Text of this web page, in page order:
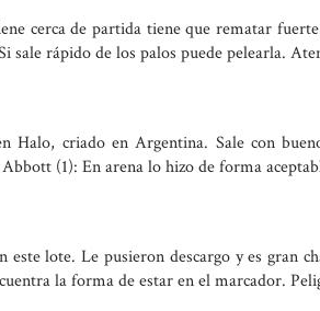
cerca de partida tiene que rematar
sale rápido de los palos puede pelearla.
criado en Argentina. Sale con
(1): En arena lo hizo de forma
lote. Le pusieron descargo y es gran
la forma de estar en el marcador.